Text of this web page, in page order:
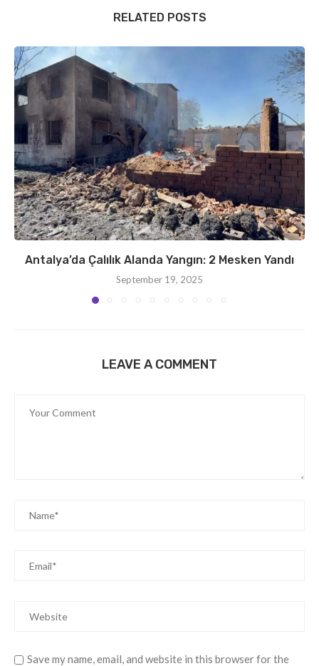
RELATED POSTS
Antalya’da Çalılık Alanda Yangın: 2 Mesken Yandı
September 19, 2025
LEAVE A COMMENT
Save my name, email, and website in this browser for the